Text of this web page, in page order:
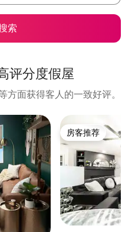
索
评分度假屋
面获得客人的一致好评。
房客推荐
房客推荐